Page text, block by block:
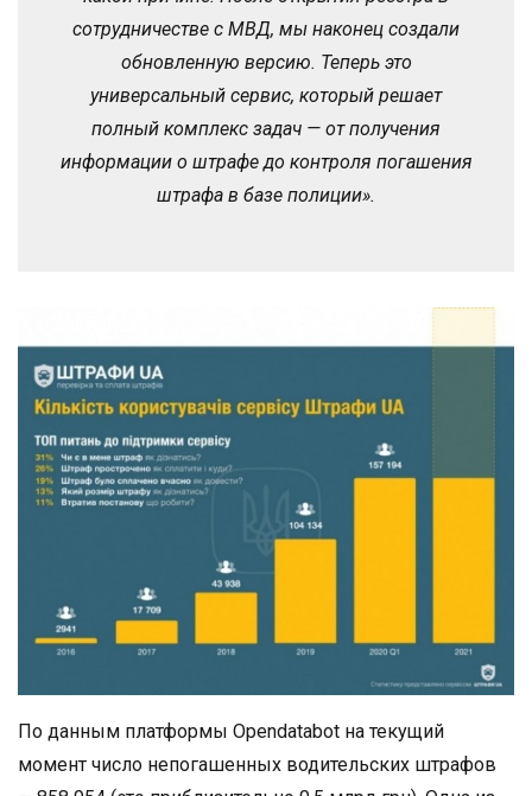
сотрудничестве с МВД, мы наконец создали
обновленную версию. Теперь это
универсальный сервис, который решает
полный комплекс задач — от получения
информации о штрафе до контроля погашения
штрафа в базе полиции».
По данным платформы Opendatabot на текущий
момент число непогашенных водительских штрафов